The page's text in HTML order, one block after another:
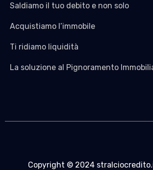
Saldiamo il tuo debito e non solo
Acquistiamo l’immobile
Ti ridiamo liquidità
La soluzione al Pignoramento
Copyright © 2024